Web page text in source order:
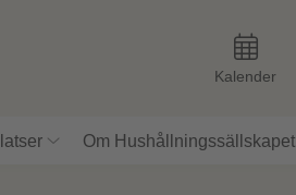
Kalender
Om Hushållningssällskapet